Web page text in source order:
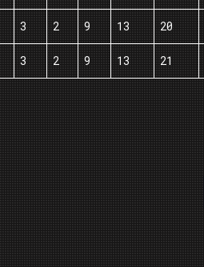
3 2 9 13 20
3 2 9 13 21